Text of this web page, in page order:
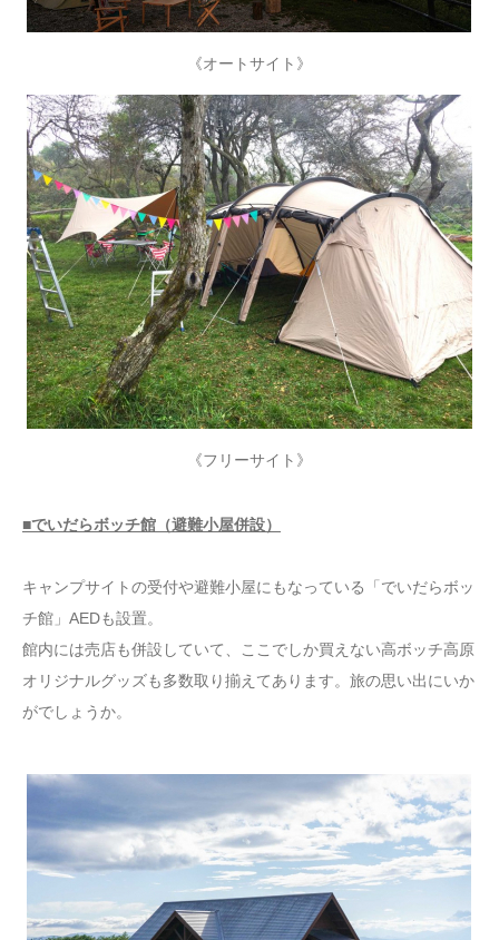
《オートサイト》
《フリーサイト》
■でいだらボッチ館（避難小屋併設）
キャンプサイトの受付や避難小屋にもなっている「でいだらボッ
チ館」AEDも設置。
館内には売店も併設していて、ここでしか買えない高ボッチ高原
オリジナルグッズも多数取り揃えてあります。旅の思い出にいか
がでしょうか。